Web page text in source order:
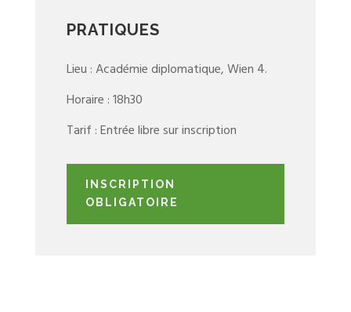
PRATIQUES
Lieu : Académie diplomatique, Wien 4.
Horaire : 18h30
Tarif : Entrée libre sur inscription
INSCRIPTION
OBLIGATOIRE